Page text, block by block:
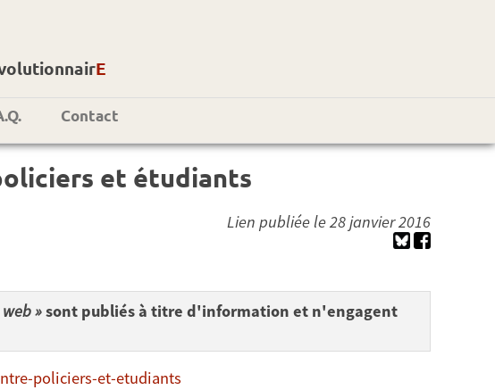
E
Contact
et étudiants
Lien publiée le 28 janvier 2016
»sont publiés à titre d'information et n'engagent
policiers-et-etudiants